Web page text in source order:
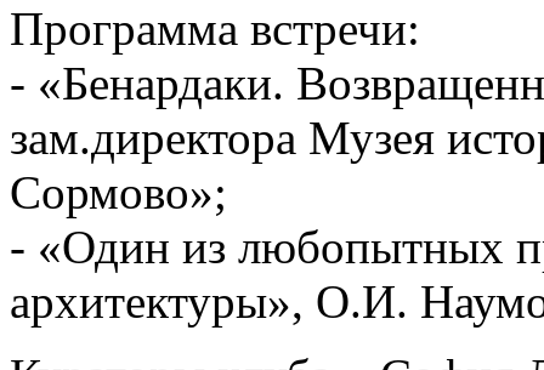
Программа встречи:
- «Бенардаки.
зам.директора Музея
Сормово»;
- «Один из любопытных
архитектуры», О.И.